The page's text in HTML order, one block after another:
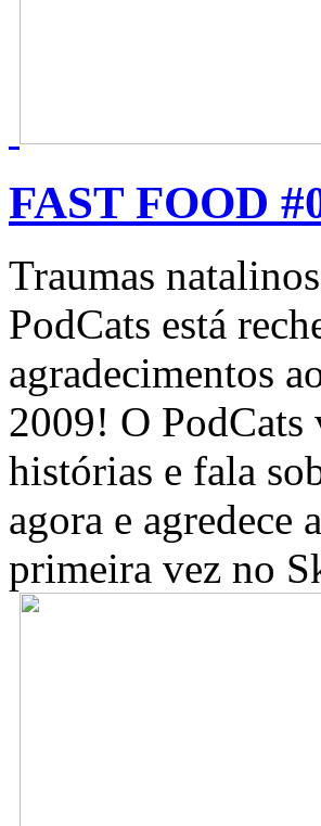
FAST FOOD
Traumas
PodCats está
agradecimentos
2009! O
histórias e fala
agora e agredece
primeira vez no